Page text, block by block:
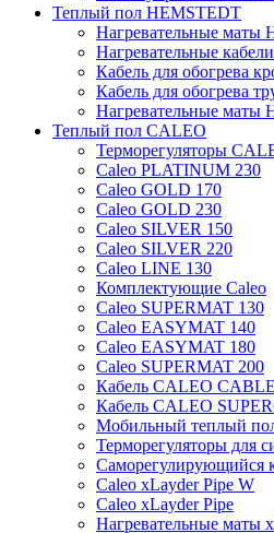
Теплый пол HEMSTEDT
Нагревательные маты
Нагревательные
Кабель для обогрева
Кабель для обогрева
Нагревательные маты
Теплый пол CALEO
Терморегуляторы
Caleo PLATINUM 230
Caleo GOLD 170
Caleo GOLD 230
Caleo SILVER 150
Caleo SILVER 220
Caleo LINE 130
Комплектующие Caleo
Caleo SUPERMAT 130
Caleo EASYMAT 140
Caleo EASYMAT 180
Caleo SUPERMAT 200
Кабель CALEO CABLE
Кабель CALEO
Мобильный теплый
Терморегуляторы для
Саморегулирующийся
Caleo xLayder Pipe W
Caleo xLayder Pipe
Нагревательные маты